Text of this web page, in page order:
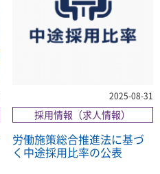
2025-08-31
採用情報（求人情報）
労働施策総合推進法に基づ
く中途採用比率の公表